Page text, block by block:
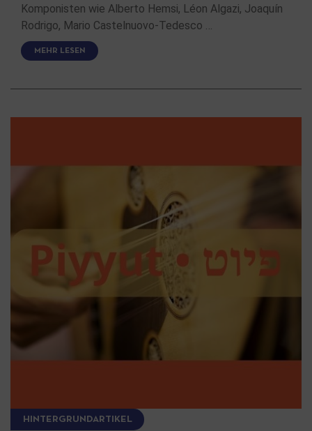
Komponisten wie Alberto Hemsi, Léon Algazi, Joaquín
Rodrigo, Mario Castelnuovo-Tedesco …
MEHR LESEN
HINTERGRUNDARTIKEL